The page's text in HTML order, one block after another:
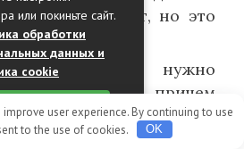
либо грунт, но это
затирку дороже.
затирку нужно
шпателем, причем
самого шва, со всем
вдавливая смесь
или покиньте сайт.
обработки
данных и
cookie
user experience. By continuing to use
to the use of cookies.
OK